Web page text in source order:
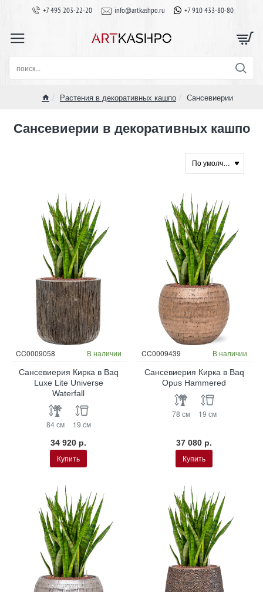
+7 495 203-22-20 info@artkashpo.ru +7 910 433-80-80
поиск...
Растения в декоративных кашпо Сансевиерии
Сансевиерии в декоративных кашпо
CC0009058 В наличии
Сансевиерия Кирка в Baq
Luxe Lite Universe
Waterfall
84 см 19 см
34 920 р.
Купить
CC0009439 В наличии
Сансевиерия Кирка в Baq
Opus Hammered
78 см 19 см
37 080 р.
Купить